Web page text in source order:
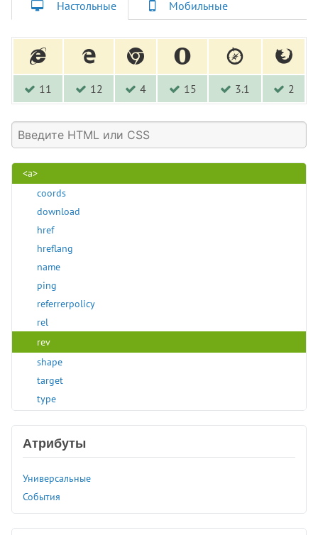
Настольные Мобильные
11 12 4 15 3.1
2
Элементы HTML
<!-- -->
<!DOCTYPE>
<a>
coords
download
href
hreflang
name
ping
referrerpolicy
rel
rev
shape
target
type
<address>
<applet>
<area>
<aside>
Атрибуты
Универсальные
События